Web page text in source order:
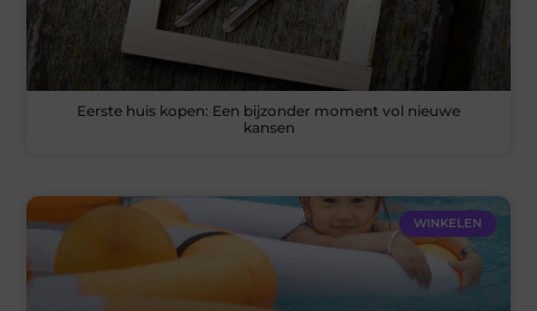
Eerste huis kopen: Een bijzonder moment vol nieuwe
kansen
WINKELEN